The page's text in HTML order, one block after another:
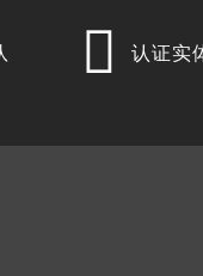
 认证实